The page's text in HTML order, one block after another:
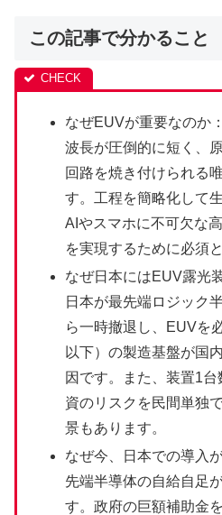
この記事で分かること
なぜEUVが重要なのか
波長が圧倒的に短く、
回路を焼き付けられる
す。工程を簡略化して
AIやスマホに不可欠な
を実現するために必須
なぜ日本にはEUV露光
日本が最先端ロジック
ら一時撤退し、EUVを
以下）の製造基盤が国
因です。また、装置1
資のリスクを民間単独
景もあります。
なぜ今、日本での導入
先端半導体の自給自足
す。政府の巨額補助金